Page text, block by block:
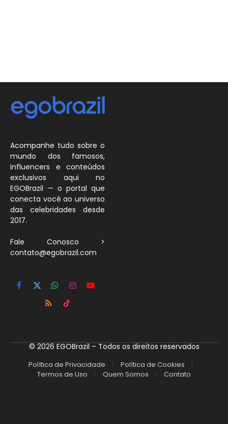
Acompanhe tudo sobre o
mundo dos famosos,
influencers e conteúdos
exclusivos aqui no
EGOBrazil — o portal que
conecta você ao universo
das celebridades desde
2017.
Fale Conosco >
contato@egobrazil.com
Facebook
X
(Twitter)
WhatsApp
InstagramYouTube
RSS
TikTok
© 2026 EGOBrazil – Todos os direitos reservados
Política de Privacidade
Política de Cookies
Termos de Uso
Quem Somos Contato